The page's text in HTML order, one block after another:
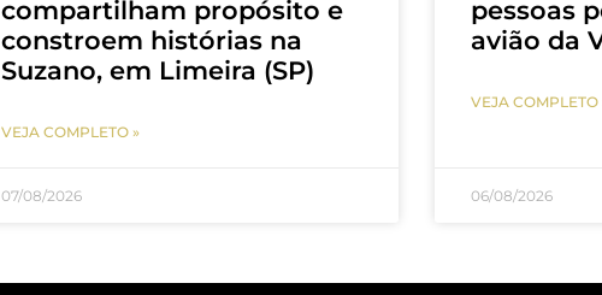
compartilham propósito e
constroem histórias na
Suzano, em Limeira (SP)
VEJA COMPLETO »
07/08/2026
pessoas
avião da
VEJA COMPLETO
06/08/2026